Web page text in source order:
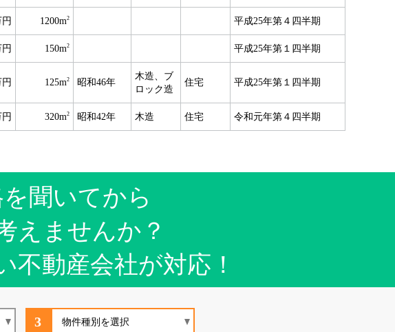
円 1200m2 平成25年第４四半期
150m2 平成25年第１四半期
125m2 昭和46年
木造、ブ
ロック造
住宅 平成25年第１四半期
320m2 昭和42年 木造 住宅 令和元年第４四半期
聞いてから
えませんか？
不動産会社が対応！
3